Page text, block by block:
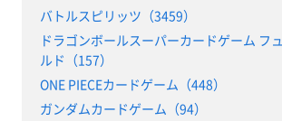
バトルスピリッツ（3459）
ドラゴンボールスーパーカードゲーム フ
ルド（157）
ONE PIECEカードゲーム（448）
ガンダムカードゲーム（94）